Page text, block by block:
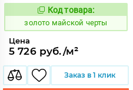
522120
Код товара:
золото майской черты
Цена
5 726 руб./м²
Заказ в 1 клик